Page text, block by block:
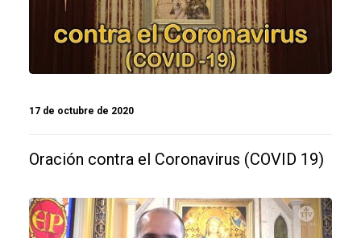
17 de octubre de 2020
Oración contra el Coronavirus (COVID 19)